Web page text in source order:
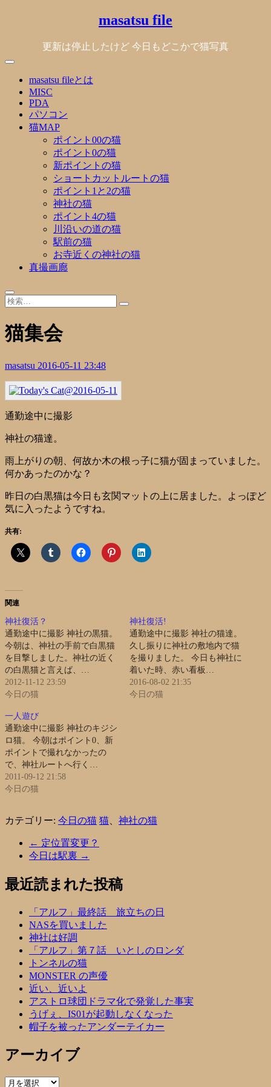
masatsu file
更新は停止したけど 今日もどこかで猫写真
masatsu fileとは
MISC
PDA
パソコン
猫MAP
ポイント00の猫
ポイント0の猫
新ポイントの猫
ショートカットルートの猫
ポイント1と2の猫
神社の猫
ポイント4の猫
川沿いの道の猫
駅前の猫
お寺近くの神社の猫
真撮画廊
猫集会
masatsu 2016-05-11 23:48
通勤途中に撮影
神社の猫達。
雨上がりの朝、何故か木の根っ子に猫が固まっていました。
何かあったのかな？
昨日の白黒猫は今日も玄関マットの上に居ました。よっぽど
気に入ったようですね。
共有:
関連
神社復活？
通勤途中に撮影 神社の黒猫。
今朝は、神社の手前で白黒猫
を目撃しました。神社の近く
の白黒猫と言えば、…
2012-11-12 23:59
今日の猫
神社復活!
通勤途中に撮影 神社の猫達。
久し振りに神社の敷地内で猫
を撮りました。 今日も神社に
着いた時、赤い看板…
2016-08-02 21:35
今日の猫
一人遊び
通勤途中に撮影 神社のキジシ
ロ猫。 今朝はポイント0、新
ポイントで撮れなかったの
で、神社ルートへ行く…
2011-09-12 21:58
今日の猫
カテゴリー: 今日の猫 猫 神社の猫
← 定位置変更？
今日は駅裏 →
最近読まれた投稿
「アルフ」最終話 旅立ちの日
NASを買いました
神社は好調
「アルフ」第７話 いとしのロンダ
トンネルの猫
MONSTER の声優
近い、近いよ
アストロ球団ドラマ化で発覚した事実
うげぇ、IS01が起動しなくなった
帽子を被ったアンダーテイカー
アーカイブ
ア